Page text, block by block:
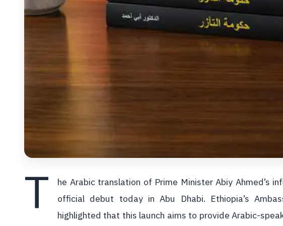
T
he Arabic translation of Prime Minister Abiy Ahmed’s
official debut today in Abu Dhabi. Ethiopia’s
highlighted that this launch aims to provide Arabic-